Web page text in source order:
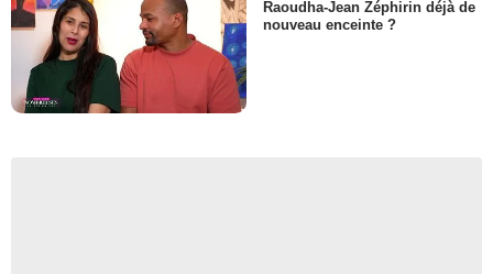
Raoudha-Jean Zéphirin déjà de
nouveau enceinte ?